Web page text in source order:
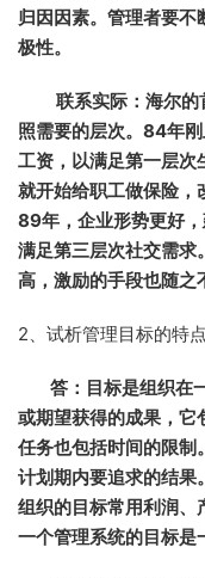
归因因素。管理者要
极性。
联系实际：海尔
照需要的层次。84年
工资，以满足第一层
就开始给职工做保险，
89年，企业形势更好
满足第三层次社交需求
高，激励的手段也随之
2、试析管理目标的特
答：目标是组织在
或期望获得的成果，它
任务也包括时间的限制
计划期内要追求的结果
组织的目标常用利润、
一个管理系统的目标是